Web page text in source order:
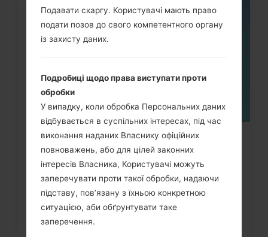
05
ТРАВ.
Як видалити усі дані з телефону
через меню на LG G3,...
Подавати скаргу. Користувачі мають право
подати позов до свого компетентного органу
із захисту даних.
Подробиці щодо права виступати проти
обробки
У випадку, коли обробка Персональних даних
відбувається в суспільних інтересах, під час
виконання наданих Власнику офіційних
повноважень, або для цілей законних
інтересів Власника, Користувачі можуть
заперечувати проти такої обробки, надаючи
підставу, пов’язану з їхньою конкретною
ситуацією, аби обґрунтувати таке
заперечення.